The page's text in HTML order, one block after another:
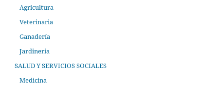
Agricultura
Veterinaria
Ganadería
Jardinería
SALUD Y SERVICIOS SOCIALES
Medicina